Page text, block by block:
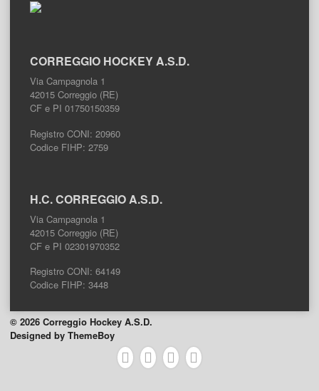
CORREGGIO HOCKEY A.S.D.
Via Campagnola 1
42015 Correggio (RE)
CF e PI 01750150359
Registro CONI: 20960
Codice FIHP: 2759
H.C. CORREGGIO A.S.D.
Via Campagnola 1
42015 Correggio (RE)
CF e PI 02301970352
Registro CONI: 64149
Codice FIHP: 3448
© 2026 Correggio Hockey A.S.D.
Designed by ThemeBoy